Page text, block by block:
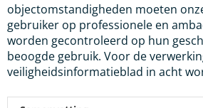
objectomstandigheden moeten
gebruiker op professionele en
worden gecontroleerd op hun
beoogde gebruik. Voor de
veiligheidsinformatieblad in acht